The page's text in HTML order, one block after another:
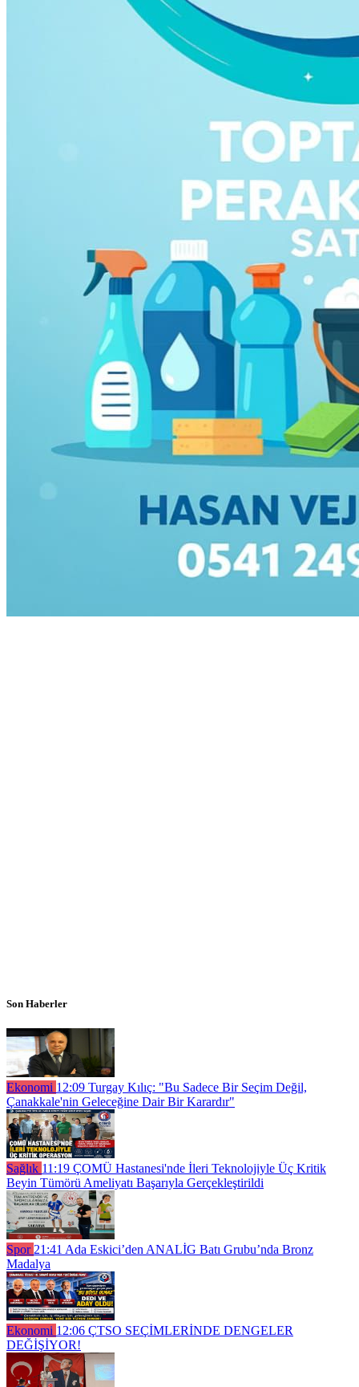
Son Haberler
Ekonomi 12:09 Turgay Kılıç: "Bu Sadece Bir Seçim Değil,
Çanakkale'nin Geleceğine Dair Bir Karardır"
Sağlık 11:19 ÇOMÜ Hastanesi'nde İleri Teknolojiyle Üç Kritik
Beyin Tümörü Ameliyatı Başarıyla Gerçekleştirildi
Spor 21:41 Ada Eskici’den ANALİG Batı Grubu’nda Bronz
Madalya
Ekonomi 12:06 ÇTSO SEÇİMLERİNDE DENGELER
DEĞİŞİYOR!